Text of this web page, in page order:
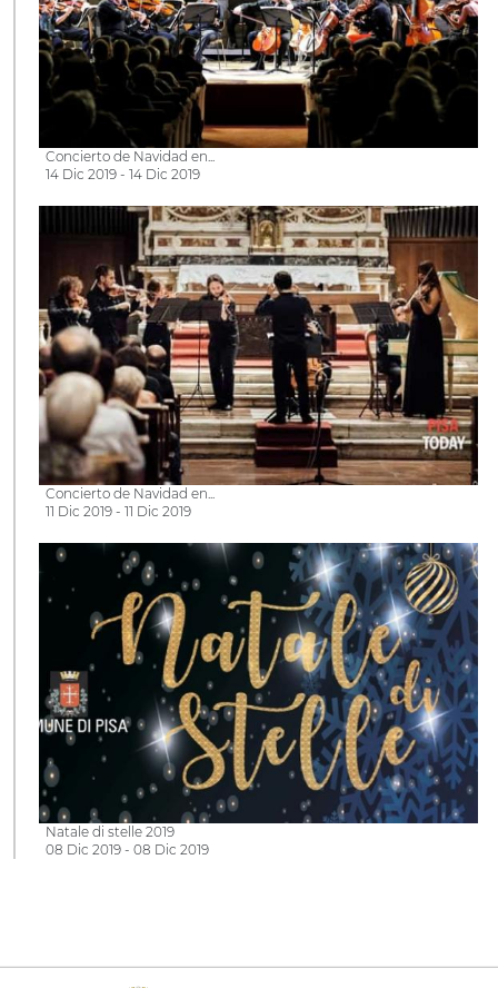
Concierto de Navidad en...
14 Dic 2019 - 14 Dic 2019
Concierto de Navidad en...
11 Dic 2019 - 11 Dic 2019
Natale di stelle 2019
08 Dic 2019 - 08 Dic 2019